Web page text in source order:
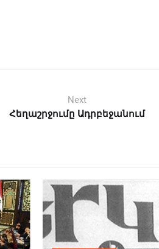
Next
Հեղաշրջումը Ադրբեջանում